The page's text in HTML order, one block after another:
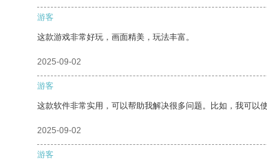
游客
这款游戏非常好玩，画面精美，玩法丰富。
2025-09-02
游客
这款软件非常实用，可以帮助我解决很多问题。比如，我可以
2025-09-02
游客